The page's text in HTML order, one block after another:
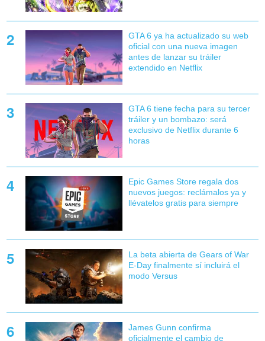
GTA 6 ya ha actualizado su web
oficial con una nueva imagen
antes de lanzar su tráiler
extendido en Netflix
GTA 6 tiene fecha para su tercer
tráiler y un bombazo: será
exclusivo de Netflix durante 6
horas
Epic Games Store regala dos
nuevos juegos: reclámalos ya y
llévatelos gratis para siempre
La beta abierta de Gears of War
E-Day finalmente sí incluirá el
modo Versus
James Gunn confirma
oficialmente el cambio de